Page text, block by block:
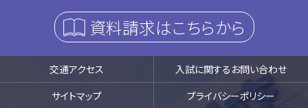
資料請求はこちらから
交通アクセス
入試に関するお問い合わせ
サイトマップ
プライバシーポリシー